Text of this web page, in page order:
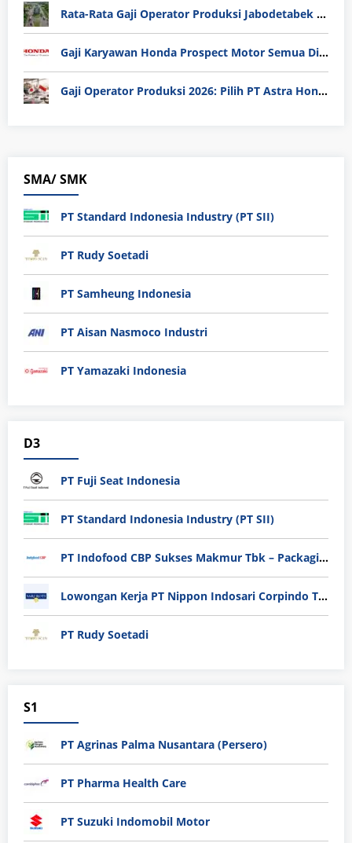
Rata-Rata Gaji Operator Produksi Jabodetabek 2025: Bedah Tuntas UMK, Lemburan, dan Realita Hidup Buruh
Gaji Karyawan Honda Prospect Motor Semua Divisi
Gaji Operator Produksi 2026: Pilih PT Astra Honda Motor (AHM) atau Manufaktur di Jepang?
SMA/ SMK
PT Standard Indonesia Industry (PT SII)
PT Rudy Soetadi
PT Samheung Indonesia
PT Aisan Nasmoco Industri
PT Yamazaki Indonesia
D3
PT Fuji Seat Indonesia
PT Standard Indonesia Industry (PT SII)
PT Indofood CBP Sukses Makmur Tbk – Packaging Division
Lowongan Kerja PT Nippon Indosari Corpindo Tbk. Bulan Agustus 2026
PT Rudy Soetadi
S1
PT Agrinas Palma Nusantara (Persero)
PT Pharma Health Care
PT Suzuki Indomobil Motor